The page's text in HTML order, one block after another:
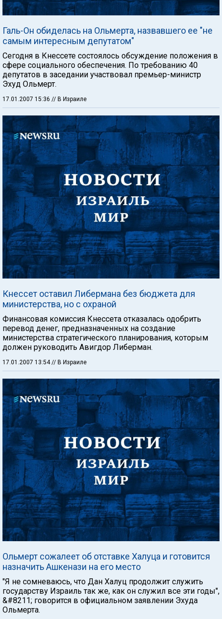
Галь-Он обиделась на Ольмерта, назвавшего ее "не
самым интересным депутатом"
Сегодня в Кнессете состоялось обсуждение положения в
сфере социального обеспечения. По требованию 40
депутатов в заседании участвовал премьер-министр
Эхуд Ольмерт.
17.01.2007 15:36 // В Израиле
Кнессет оставил Либермана без бюджета для
министерства, но с охраной
Финансовая комиссия Кнессета отказалась одобрить
перевод денег, предназначенных на создание
министерства стратегического планирования, которым
должен руководить Авигдор Либерман.
17.01.2007 13:54 // В Израиле
Ольмерт сожалеет об отставке Халуца и готовится
назначить Ашкенази на его место
"Я не сомневаюсь, что Дан Халуц продолжит служить
государству Израиль так же, как он служил все эти годы",
&#8211; говорится в официальном заявлении Эхуда
Ольмерта.